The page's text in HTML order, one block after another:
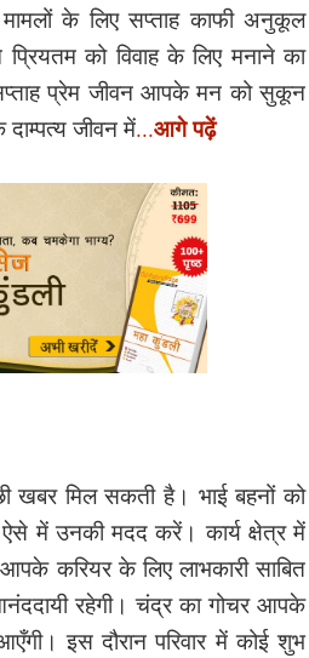
के लिए सप्ताह काफी अनुकूल
को विवाह के लिए मनाने का
प्रेम जीवन आपके मन को सुकून
दाम्पत्य जीवन में...आगे पढ़ें
खबर मिल सकती है। भाई बहनों को
में उनकी मदद करें। कार्य क्षेत्र में
आपके करियर के लिए लाभकारी साबित
रहेगी। चंद्र का गोचर आपके
इस दौरान परिवार में कोई शुभ